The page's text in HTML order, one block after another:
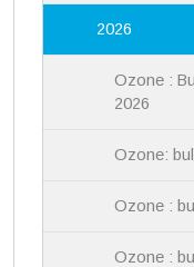
2026
Ozone :
2026
Ozone:
Ozone :
Ozone :